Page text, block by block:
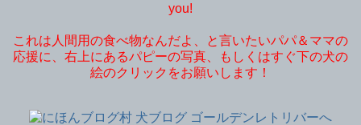
you!
これは人間用の食べ物なんだよ、と言いたいパパ＆ママの
応援に、右上にあるパピーの写真、もしくはすぐ下の犬の
絵のクリックをお願いします！